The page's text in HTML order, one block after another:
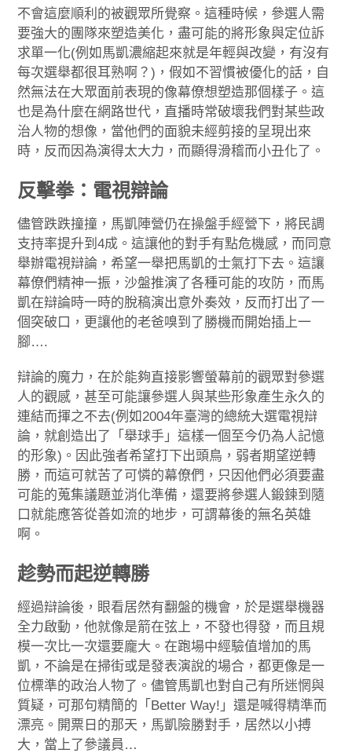
不會這麼順利的被觀眾所覺察。這種時候，參選人需
要強大的團隊來塑造美化，盡可能的將形象與定位訴
求單一化(例如馬凱濃縮起來就是年輕與改變，有沒有
每次選舉都很耳熟啊？)，假如不習慣被優化的話，自
然無法在大眾面前表現的像幕僚想塑造那個樣子。這
也是為什麼在網路世代，直播時常破壞我們對某些政
治人物的想像，當他們的面貌未經剪接的呈現出來
時，反而因為演得太大力，而顯得滑稽而小丑化了。
反擊拳：電視辯論
儘管跌跌撞撞，馬凱陣營仍在操盤手經營下，將民調
支持率提升到4成。這讓他的對手有點危機感，而同意
舉辦電視辯論，希望一舉把馬凱的士氣打下去。這讓
幕僚們精神一振，沙盤推演了各種可能的攻防，而馬
凱在辯論時一時的脫稿演出意外奏效，反而打出了一
個突破口，更讓他的老爸嗅到了勝機而開始插上一
腳….
辯論的魔力，在於能夠直接影響螢幕前的觀眾對參選
人的觀感，甚至可能讓參選人與某些形象產生永久的
連結而揮之不去(例如2004年臺灣的總統大選電視辯
論，就創造出了「舉球手」這樣一個至今仍為人記憶
的形象)。因此強者希望打下出頭鳥，弱者期望逆轉
勝，而這可就苦了可憐的幕僚們，只因他們必須要盡
可能的蒐集議題並消化準備，還要將參選人鍛鍊到隨
口就能應答從善如流的地步，可謂幕後的無名英雄
啊。
趁勢而起逆轉勝
經過辯論後，眼看居然有翻盤的機會，於是選舉機器
全力啟動，他就像是箭在弦上，不發也得發，而且規
模一次比一次還要龐大。在跑場中經驗值增加的馬
凱，不論是在掃街或是發表演說的場合，都更像是一
位標準的政治人物了。儘管馬凱也對自己有所迷惘與
質疑，可那句精簡的「Better Way!」還是喊得精準而
漂亮。開票日的那天，馬凱險勝對手，居然以小搏
大，當上了參議員…